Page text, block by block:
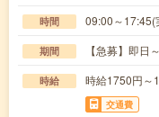
時間 09:00～
期間 【急募】即日
時給 時給1750円
交通費